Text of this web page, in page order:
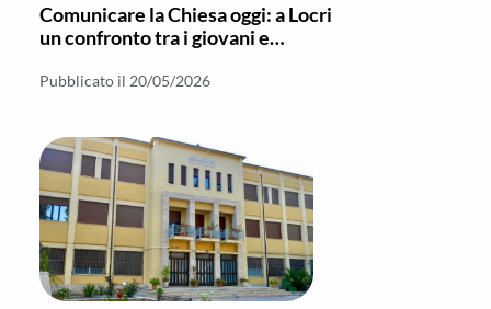
Comunicare la Chiesa oggi: a Locri
un confronto tra i giovani e
Pubblicato il 20/05/2026